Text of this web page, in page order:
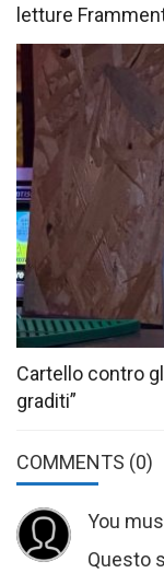
letture
Cartello contro
graditi”
COMMENTS (0)
You
Questo